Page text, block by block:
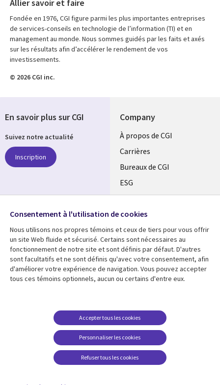
Allier savoir et faire
Fondée en 1976, CGI figure parmi les plus importantes entreprises
de services-conseils en technologie de l’information (TI) et en
management au monde. Nous sommes guidés par les faits et axés
sur les résultats afin d’accélérer le rendement de vos
investissements.
© 2026 CGI inc.
Company
Useful
links
CANADA
FR
À propos de CGI
Carrières
Bureaux de CGI
ESG
Alliances
Ressources
Library
CANADA
Articles
Communiqués
Points de vue
Support
Legal
FR
Restrictions et
Confidentialité
Accessibilité
Centre de gestion des
témoins
En savoir plus sur CGI
Suivez notre actualité
Inscription
Media
CANADA
Consentement à l'utilisation de cookies
Nous utilisons nos propres témoins et ceux de tiers pour vous offrir
un site Web fluide et sécurisé. Certains sont nécessaires au
fonctionnement de notre site et sont définis par défaut. D'autres
sont facultatifs et ne sont définis qu'avec votre consentement, afin
d'améliorer votre expérience de navigation. Vous pouvez accepter
tous ces témoins optionnels, aucun ou certains d'entre eux.
Personnaliser les cookies
Accepter tous les cookies
Refuser tous les cookies